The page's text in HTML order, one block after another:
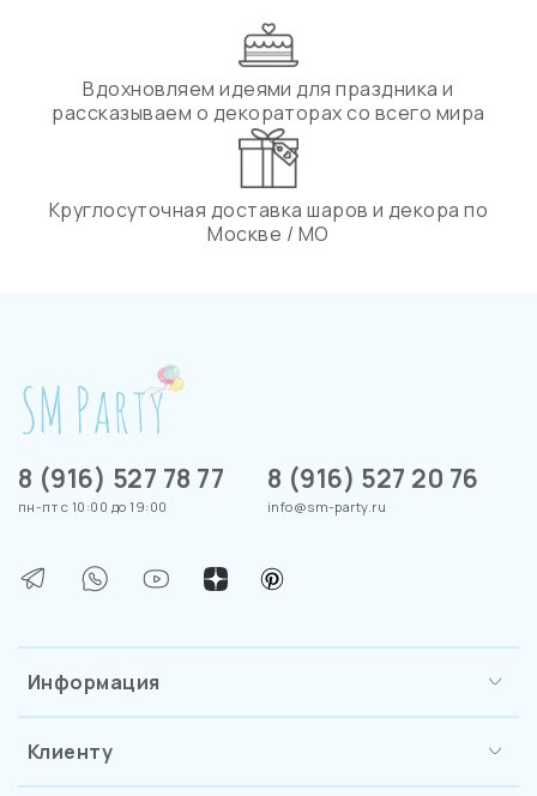
Вдохновляем идеями для праздника и
рассказываем о декораторах со всего мира
Круглосуточная доставка шаров и декора по
Москве / МО
Информация
Клиенту
8 (916) 527 78 77
пн-пт с 10:00 до 19:00
8 (916) 527 20 76
info@sm-party.ru